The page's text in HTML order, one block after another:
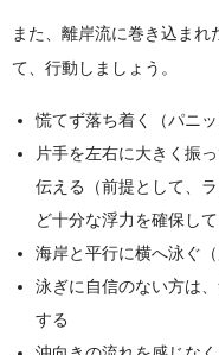
また、離岸流に巻き込ま
て、行動しましょう。
慌てず落ち着く（パニッ
片手を左右に大きく振
伝える（前提として、
ど十分な浮力を確保して
海岸と平行に横へ泳ぐ
泳ぎに自信のない方は
する